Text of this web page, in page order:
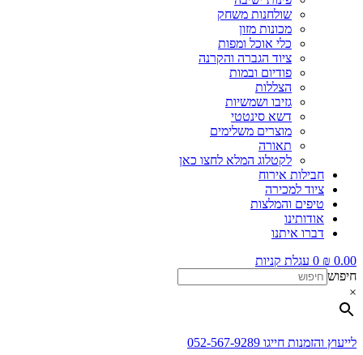
שולחנות משחק
מכונות מזון
כלי אוכל ומפות
ציוד הגברה והקרנה
פודיום ובמות
הצללות
גזיבו ושמשיות
דשא סינטטי
מוצרים משלימים
תאורה
לקטלוג המלא לחצו כאן
חבילות אירוח
ציוד למכירה
טיפים והמלצות
אודותינו
דברו איתנו
₪ 0.00
0 עגלת קניות
חיפוש
×
לייעוץ והזמנות חייגו 052-567-9289